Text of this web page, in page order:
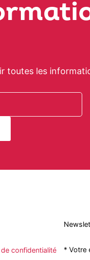
toutes les
confidentialité * Votre